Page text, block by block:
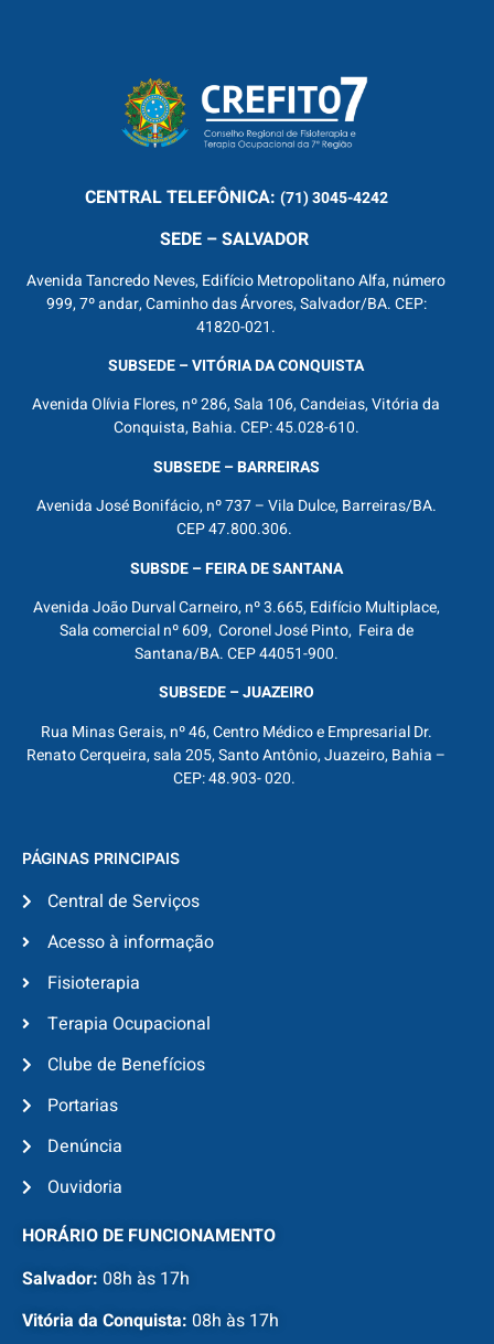
CENTRALTELEFÔNICA: (71) 3045-4242
SEDE – SALVADOR
Avenida Tancredo Neves, Edifício Metropolitano Alfa, número
999, 7º andar, Caminho das Árvores, Salvador/BA. CEP:
41820-021.
SUBSEDE – VITÓRIA DA CONQUISTA
Avenida Olívia Flores, nº 286, Sala 106, Candeias, Vitória da
Conquista, Bahia. CEP: 45.028-610.
SUBSEDE – BARREIRAS
Avenida José Bonifácio, nº 737 – Vila Dulce, Barreiras/BA.
CEP 47.800.306.
SUBSDE – FEIRA DE SANTANA
Avenida João Durval Carneiro, nº 3.665, Edifício Multiplace,
Sala comercial nº 609, Coronel José Pinto, Feira de
Santana/BA. CEP 44051-900.
SUBSEDE – JUAZEIRO
Rua Minas Gerais, nº 46, Centro Médico e Empresarial Dr.
Renato Cerqueira, sala 205, Santo Antônio, Juazeiro, Bahia –
CEP: 48.903- 020.
PÁGINAS PRINCIPAIS
Central de Serviços
Acesso à informação
Fisioterapia
Terapia Ocupacional
Clube de Benefícios
Portarias
Denúncia
Ouvidoria
HORÁRIO DE FUNCIONAMENTO
Salvador: 08h às 17h
Vitória da Conquista: 08h às 17h